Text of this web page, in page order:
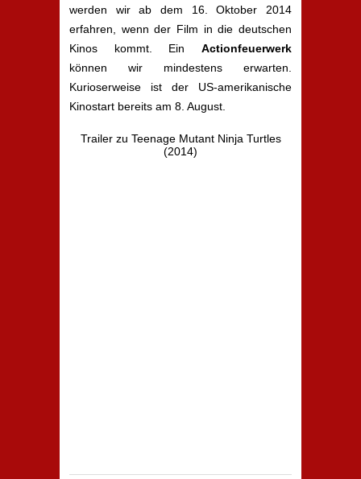
werden wir ab dem 16. Oktober 2014
erfahren, wenn der Film in die deutschen
Kinos kommt. Ein Actionfeuerwerk
können wir mindestens erwarten.
Kurioserweise ist der US-amerikanische
Kinostart bereits am 8. August.
Trailer zu Teenage Mutant Ninja Turtles
(2014)